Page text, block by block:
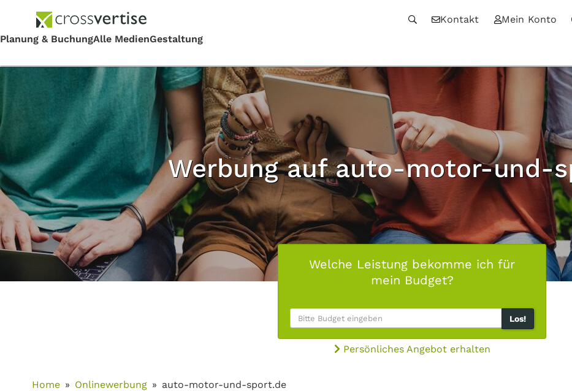
Kontakt Mein Konto
Werbung auf auto-motor-und-
Welche Leistung bekomme ich für
mein Budget?
Los!
Persönliches Angebot erhalten
Home Onlinewerbung auto-motor-und-sport.de